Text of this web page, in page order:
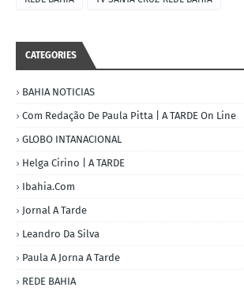
CATEGORIES
BAHIA NOTICIAS
Com Redação De Paula Pitta | A TARDE On Line
GLOBO INTANACIONAL
Helga Cirino | A TARDE
Ibahia.com
Jornal A Tarde
Leandro Da Silva
Paula A Jorna A Tarde
REDE BAHIA